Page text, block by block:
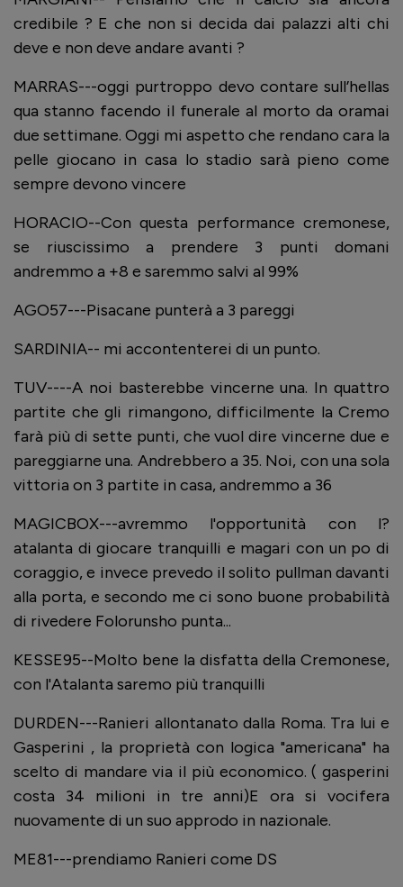
credibile ? E che non si decida dai palazzi alti chi
deve e non deve andare avanti ?
MARRAS---oggi purtroppo devo contare sull’hellas
qua stanno facendo il funerale al morto da oramai
due settimane. Oggi mi aspetto che rendano cara la
pelle giocano in casa lo stadio sarà pieno come
sempre devono vincere
HORACIO--Con questa performance cremonese,
se riuscissimo a prendere 3 punti domani
andremmo a +8 e saremmo salvi al 99%
AGO57---Pisacane punterà a 3 pareggi
SARDINIA-- mi accontenterei di un punto.
TUV----A noi basterebbe vincerne una. In quattro
partite che gli rimangono, difficilmente la Cremo
farà più di sette punti, che vuol dire vincerne due e
pareggiarne una. Andrebbero a 35. Noi, con una sola
vittoria on 3 partite in casa, andremmo a 36
MAGICBOX---avremmo l'opportunità con l?
atalanta di giocare tranquilli e magari con un po di
coraggio, e invece prevedo il solito pullman davanti
alla porta, e secondo me ci sono buone probabilità
di rivedere Folorunsho punta...
KESSE95--Molto bene la disfatta della Cremonese,
con l'Atalanta saremo più tranquilli
DURDEN---Ranieri allontanato dalla Roma. Tra lui e
Gasperini , la proprietà con logica "americana" ha
scelto di mandare via il più economico. ( gasperini
costa 34 milioni in tre anni)E ora si vocifera
nuovamente di un suo approdo in nazionale.
ME81---prendiamo Ranieri come DS